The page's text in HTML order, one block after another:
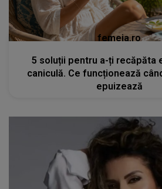
femeia.ro
5 soluții pentru a-ți recăpăta
caniculă. Ce funcționează
epuizează